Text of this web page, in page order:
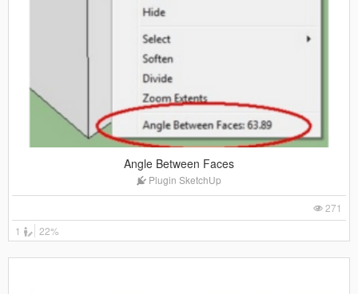
Angle Between Faces
Plugin SketchUp
271
1
22%